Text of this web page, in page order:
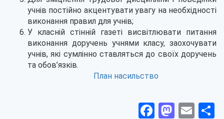
учнів постійно акцентувати увагу на необхідності
виконання правил для учнів;
У класній стінній газеті висвітлювати питання
виконання доручень учнями класу, заохочувати
учнів, які сумлінно ставляться до своїх доручень
та обов’язків.
План насильство
Facebook